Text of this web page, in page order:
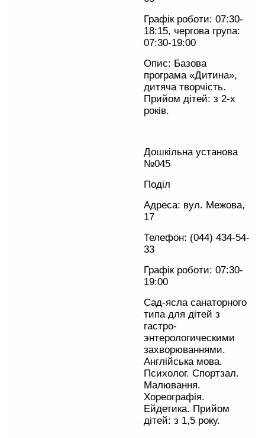
Графік роботи: 07:30-
18:15, чергова група:
07:30-19:00
Опис: Базова
програма «Дитина»,
дитяча творчість.
Прийом дітей: з 2-х
років.
Дошкільна установа
№045
Поділ
Адреса: вул. Межова,
17
Телефон: (044) 434-54-
33
Графік роботи: 07:30-
19:00
Сад-ясла санаторного
типа для дітей з
гастро-
энтерологическими
захворюваннями.
Англійська мова.
Психолог. Спортзал.
Малювання.
Хореографія.
Ейдетика. Прийом
дітей: з 1,5 року.